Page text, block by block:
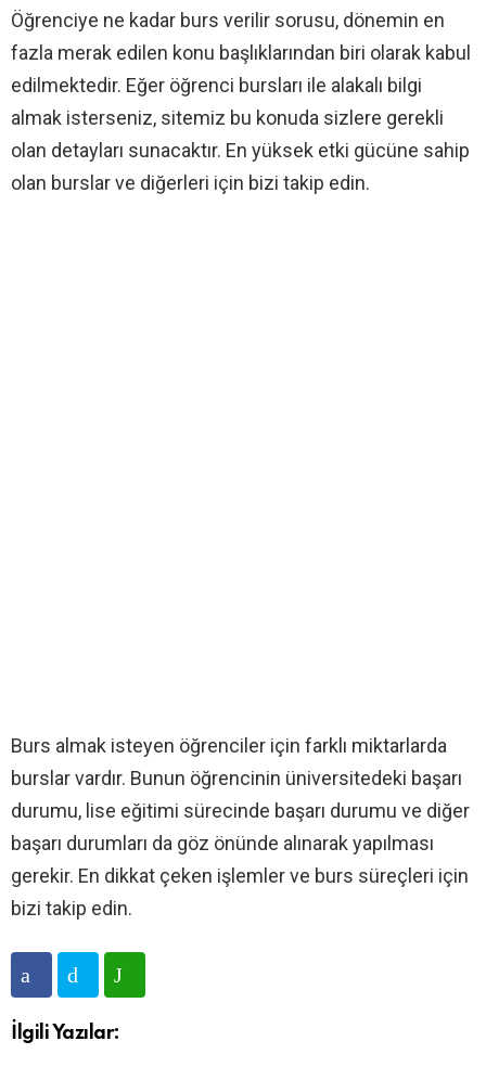
Öğrenciye ne kadar burs verilir sorusu, dönemin en
fazla merak edilen konu başlıklarından biri olarak kabul
edilmektedir. Eğer öğrenci bursları ile alakalı bilgi
almak isterseniz, sitemiz bu konuda sizlere gerekli
olan detayları sunacaktır. En yüksek etki gücüne sahip
olan burslar ve diğerleri için bizi takip edin.
Burs almak isteyen öğrenciler için farklı miktarlarda
burslar vardır. Bunun öğrencinin üniversitedeki başarı
durumu, lise eğitimi sürecinde başarı durumu ve diğer
başarı durumları da göz önünde alınarak yapılması
gerekir. En dikkat çeken işlemler ve burs süreçleri için
bizi takip edin.
İlgili Yazılar: